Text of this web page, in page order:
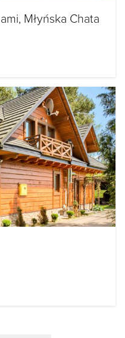
Młyńska Chata